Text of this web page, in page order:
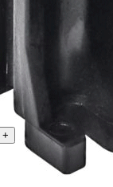
Есть на складе
ЭТАЛ0171963